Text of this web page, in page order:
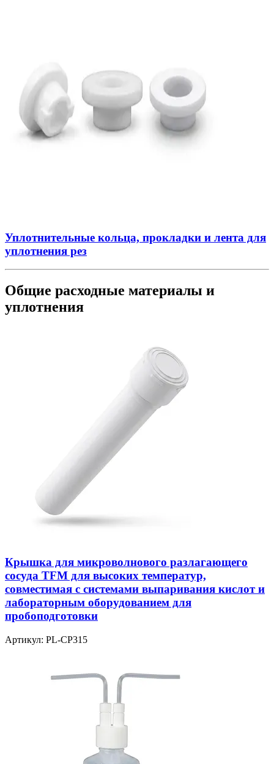
Уплотнительные кольца, прокладки и лента для
уплотнения рез
Общие расходные материалы и
уплотнения
Крышка для микроволнового разлагающего
сосуда TFM для высоких температур,
совместимая с системами выпаривания кислот и
лабораторным оборудованием для
пробоподготовки
Артикул: PL-CP315